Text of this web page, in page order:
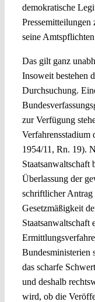
demokratische
Pressemitteilungen
seine
Das gilt ganz
Insoweit bestehen
Durchsuchung.
zur Verfügung
1954/11, Rn. 19).
Staatsanwaltschaft
Überlassung der
schriftlicher Antrag
Gesetzmäßigkeit
Staatsanwaltschaft
Bundesministerien
das scharfe
und deshalb
wird, ob die